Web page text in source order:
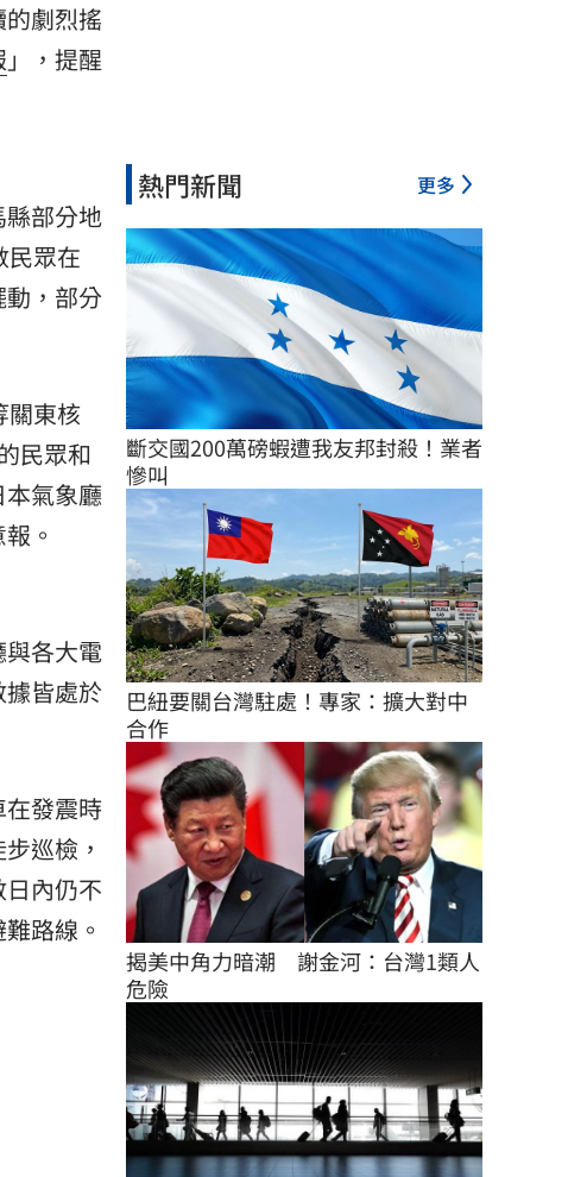
劇烈搖
」，提醒
部分地
民眾在
，部分
關東核
民眾和
氣象廳
。
各大電
皆處於
發震時
巡檢，
內仍不
路線。
熱門新聞 更多
斷交國200萬磅蝦遭我友邦封殺！業者
慘叫
巴紐要關台灣駐處！專家：擴大對中
合作
揭美中角力暗潮　謝金河：台灣1類人
危險